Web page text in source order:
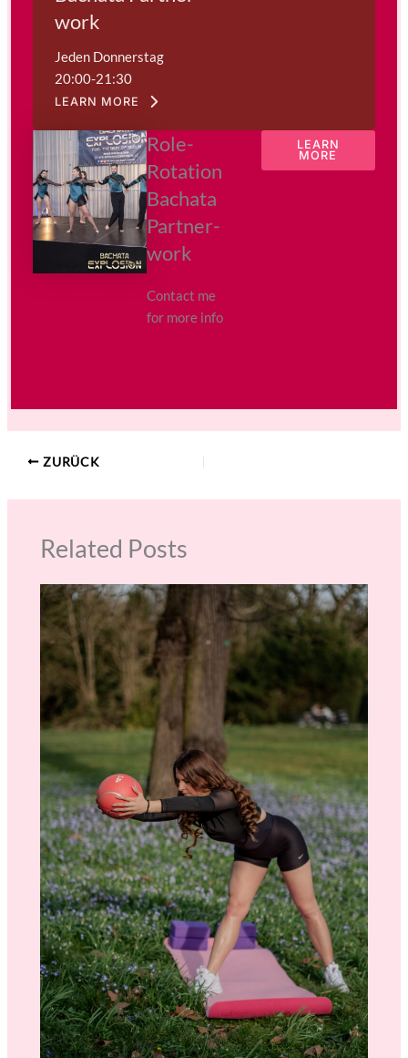
work
Jeden Donnerstag
20:00-21:30
LEARN MORE
Role-
Rotation
Bachata
Partner-
work
Contact me
for more info
LEARN
MORE
ZURÜCK
Related Posts